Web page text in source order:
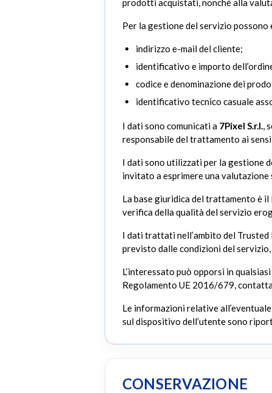
prodotti acquistati, nonché alla
Per la gestione del servizio
indirizzo e-mail del cliente;
identificativo e importo
codice e denominazione dei
identificativo tecnico casuale
I dati sono comunicati a 7Pixel S.r.l.,
responsabile del trattamento ai
I dati sono utilizzati per la gestione
invitato a esprimere una
La base giuridica del trattamento è
verifica della qualità del servizio
I dati trattati nell’ambito del Trusted
previsto dalle condizioni del
L’interessato può opporsi in
Regolamento UE 2016/679,
Le informazioni relative
sul dispositivo dell’utente sono
CONSERVAZIONE